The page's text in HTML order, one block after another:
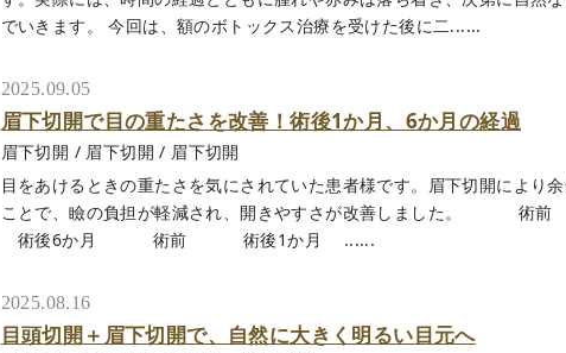
でいきます。 今回は、額のボトックス治療を受けた後に二......
2025.09.05
眉下切開で目の重たさを改善！術後1か月、6か月の経過
眉下切開 / 眉下切開 / 眉下切開
目をあけるときの重たさを気にされていた患者様です。眉下切開により
ことで、瞼の負担が軽減され、開きやすさが改善しました
術後6か月 術前 術後1か月 ......
2025.08.16
目頭切開＋眉下切開で、自然に大きく明るい目元へ